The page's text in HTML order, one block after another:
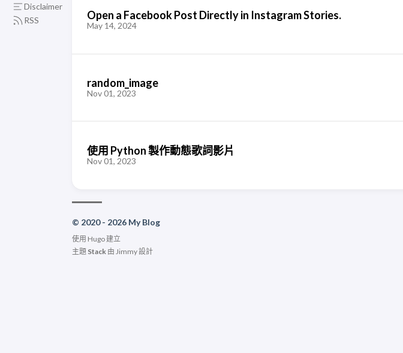
Disclaimer
RSS
Open a Facebook Post Directly in Instagram Stories.
May 14, 2024
random_image
Nov 01, 2023
使用 Python 製作動態歌詞影片
Nov 01, 2023
© 2020 - 2026 My Blog
使用 Hugo建立
主題 Stack 由 Jimmy設計